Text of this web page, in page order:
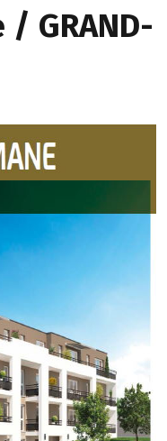
/ GRAND-